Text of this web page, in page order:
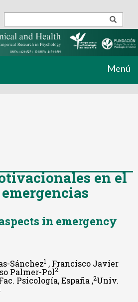
Menú
en el
in emergency
Sánchez1 , Francisco Javier
Palmer-Pol2
Psicología, España ,2Univ.